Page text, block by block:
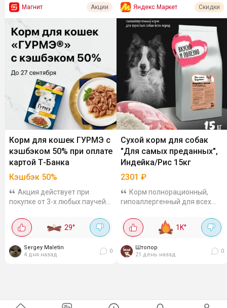
Магнит Акции
Корм для кошек ГУРМЭ с
кэшбэком 50% при оплате
картой Т-Банка
Кэшбэк 50%
Акция действует при
покупке от 3-х любых паучей
онлайн магазинах, кроме
Wildberries. Максимум вернут
29°
Sergey Maletin
4 дня назад
0
Яндекс Маркет Скидки
Сухой корм для собак
"Для самых преданных",
Индейка/Рис 15кг
2301 ₽
Корм полнорационный,
гипоаллергенный для всех
усваиваются, состав
сбалансированный: мясо,
по отзывам все хорошо
1K°
Штопор
21 день назад
0